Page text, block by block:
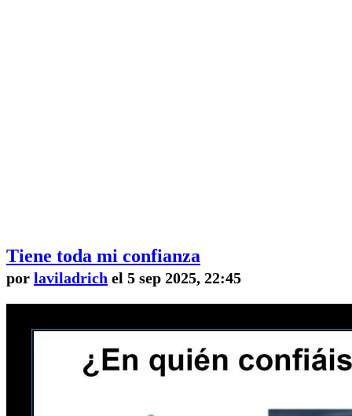
Tiene toda mi confianza
por laviladrich el 5 sep 2025, 22:45